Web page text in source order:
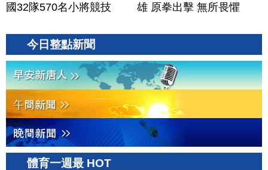
國32隊570名小將競技
雄 原拳出擊 無所畏懼
今日整點新聞
體育一週最 HOT